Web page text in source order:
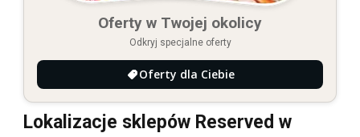
Oferty w Twojej okolicy
Odkryj specjalne oferty
Oferty dla Ciebie
Lokalizacje sklepów Reserved w